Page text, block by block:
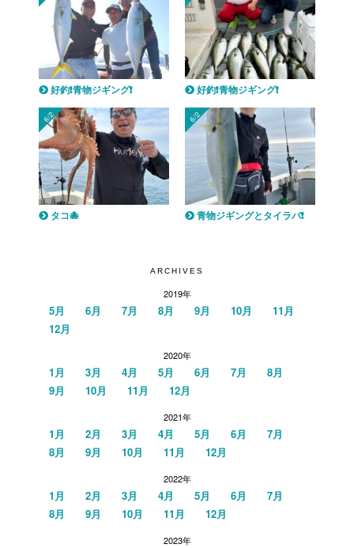
好釣❗️青物ジギング❗️ 好釣❗️青物ジギング❗️
6/2
タコ🐙
6/2
青物ジギングとタイラバ❗️
ARCHIVES
2019年
5月 6月 7月 8月 9月 10月
11月
12月
2020年
1月 3月 4月 5月 6月 7月
8月
9月
10月 11月 12月
2021年
1月 2月 3月 4月 5月 6月
7月
8月
9月 10月 11月 12月
2022年
1月 2月 3月 4月 5月 6月
7月
8月
9月 10月 11月 12月
2023年